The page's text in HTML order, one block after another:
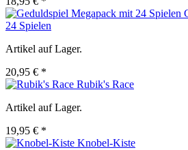
24 Spielen
Artikel auf Lager.
20,95 € *
Rubik's Race
Artikel auf Lager.
19,95 € *
Knobel-Kiste